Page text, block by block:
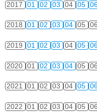
2017 01 02 03 04 05
2018 01 02 03 04 05 06
2019 01 02 03 04 05
2020 01 02 03 04 05 06
2021 01 02 03 04 05
2022 01 02 03 04 05 06